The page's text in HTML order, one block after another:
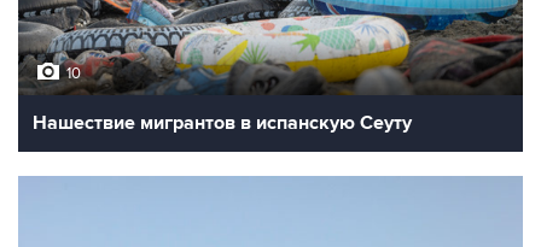
10
Нашествие мигрантов в испанскую Сеуту